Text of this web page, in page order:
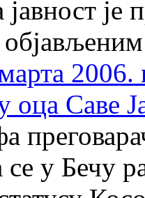
је
оца
се у Бечу